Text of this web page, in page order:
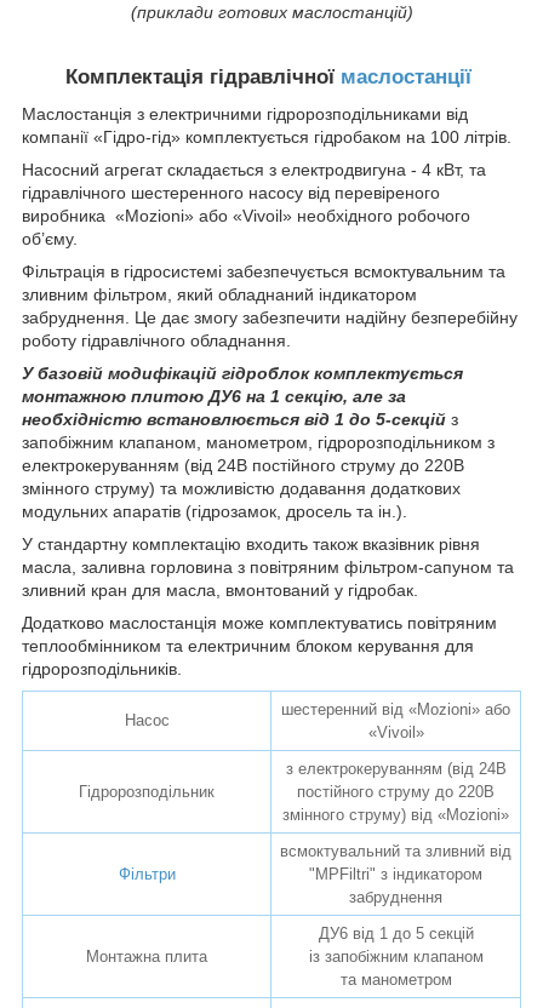
(приклади готових маслостанцій)
Комплектація гідравлічної маслостанції
Маслостанція з електричними гідророзподільниками від
компанії «Гідро-гід» комплектується гідробаком на 100 літрів.
Насосний агрегат складається з електродвигуна - 4 кВт, та
гідравлічного шестеренного насосу від перевіреного
виробника «Mozioni» або «Vivoil» необхідного робочого
об’єму.
Фільтрація в гідросистемі забезпечується всмоктувальним та
зливним фільтром, який обладнаний індикатором
забруднення. Це дає змогу забезпечити надійну безперебійну
роботу гідравлічного обладнання.
У базовій модифікацій гідроблок комплектується
монтажною плитою ДУ6 на 1 секцію, але за
необхідністю встановлюється від 1 до 5-секцій з
запобіжним клапаном, манометром, гідророзподільником з
електрокеруванням (від 24В постійного струму до 220В
змінного струму) та можливістю додавання додаткових
модульних апаратів (гідрозамок, дросель та ін.).
У стандартну комплектацію входить також вказівник рівня
масла, заливна горловина з повітряним фільтром-сапуном та
зливний кран для масла, вмонтований у гідробак.
Додатково маслостанція може комплектуватись повітряним
теплообмінником та електричним блоком керування для
гідророзподільників.
Насос
шестеренний від «Mozioni» або
«Vivoil»
Гідророзподільник
з електрокеруванням (від 24В
постійного струму до 220В
змінного струму) від «Mozioni»
Фільтри
всмоктувальний та зливний від
"MPFiltri" з індикатором
забруднення
Монтажна плита
ДУ6 від 1 до 5 секцій
із запобіжним клапаном
та манометром